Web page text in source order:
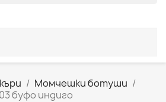
Момчешки ботуши
буфо индиго